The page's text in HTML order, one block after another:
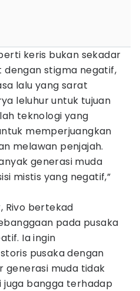
keris bukan sekadar
dengan stigma negatif,
lalu yang sarat
leluhur untuk tujuan
teknologi yang
memperjuangkan
melawan penjajah.
generasi muda
mistis yang negatif,”
Rivo bertekad
pada pusaka
Ia ingin
pusaka dengan
generasi muda tidak
bangga terhadap